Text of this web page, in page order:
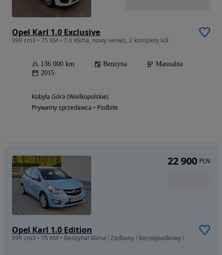
Opel Karl 1.0 Exclusive
999 cm3 • 75 KM • 1.0 Klima, nowy serwis, 2 komplety kół
136 000 km Benzyna
Manualna
2015
Kobyla Góra (Wielkopolskie)
Prywatny sprzedawca • Podbite
Opel Karl 1.0 Edition
999 cm3 • 75 KM • Benzyna! Klima ! Zadbany ! Bezwypadkowy !
22 900 PLN